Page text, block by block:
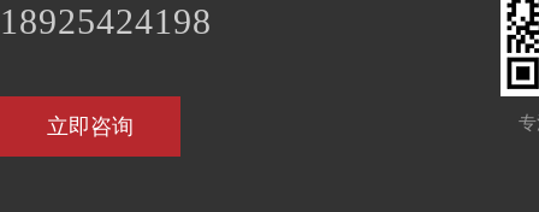
18925424198
立即咨询